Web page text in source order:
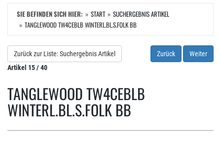
SIE BEFINDEN SICH HIER: START
SUCHERGEBNIS ARTIKEL
TANGLEWOOD TW4CEBLB WINTERL.BL.S.FOLK BB
Zurück zur Liste: Suchergebnis Artikel Zurück
Weiter
Artikel 15 / 40
TANGLEWOOD TW4CEBLB
WINTERL.BL.S.FOLK BB